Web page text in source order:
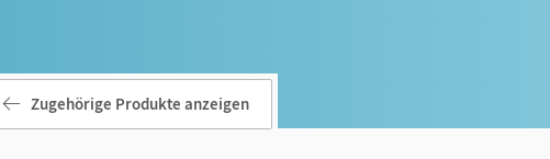
Zugehörige Produkte anzeigen